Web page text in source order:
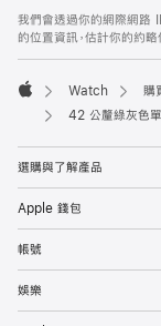
我們會透過你的網際網路
的位置資訊，估計你的約略
Apple
Watch
購
42 公釐綠灰色
選購與了解產品
Apple 錢包
帳號
娛樂